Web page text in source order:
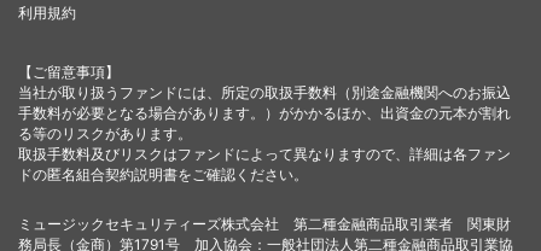
利用規約
【ご留意事項】
当社が取り扱うファンドには、所定の取扱手数料（別途金融機関へのお振込
手数料が必要となる場合があります。）がかかるほか、出資金の元本が割れ
る等のリスクがあります。
取扱手数料及びリスクはファンドによって異なりますので、詳細は各ファン
ドの匿名組合契約説明書をご確認ください。
ミュージックセキュリティーズ株式会社 第二種金融商品取引業者 関東財
務局長（金商）第1791号 加入協会：一般社団法人第二種金融商品取引業協